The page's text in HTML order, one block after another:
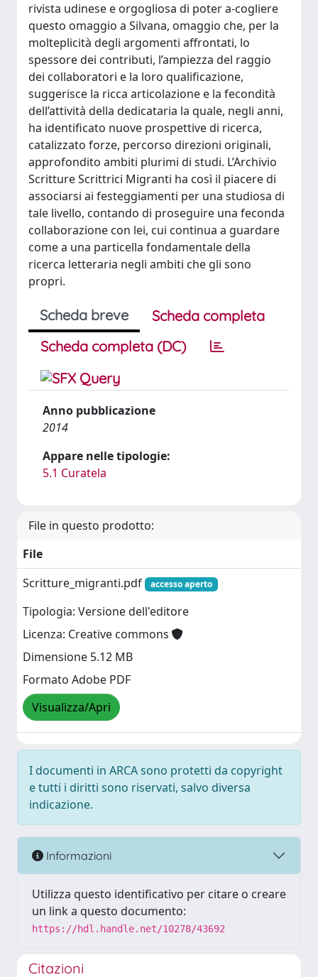
rivista udinese e orgogliosa di poter a-cogliere
questo omaggio a Silvana, omaggio che, per la
molteplicità degli argomenti affrontati, lo
spessore dei contributi, l’ampiezza del raggio
dei collaboratori e la loro qualificazione,
suggerisce la ricca articolazione e la fecondità
dell’attività della dedicataria la quale, negli anni,
ha identificato nuove prospettive di ricerca,
catalizzato forze, percorso direzioni originali,
approfondito ambiti plurimi di studi. L’Archivio
Scritture Scrittrici Migranti ha così il piacere di
associarsi ai festeggiamenti per una studiosa di
tale livello, contando di proseguire una feconda
collaborazione con lei, cui continua a guardare
come a una particella fondamentale della
ricerca letteraria negli ambiti che gli sono
propri.
Scheda breve
Scheda completa
Scheda completa (DC)
Anno pubblicazione
2014
Appare nelle tipologie:
5.1 Curatela
File in questo prodotto:
File
Scritture_migranti.pdf
accesso aperto
Tipologia: Versione dell'editore
Licenza: Creative commons
Dimensione 5.12 MB
Formato Adobe PDF
Visualizza/Apri
I documenti in ARCA sono protetti da copyright
e tutti i diritti sono riservati, salvo diversa
indicazione.
Informazioni
Utilizza questo identificativo per citare o creare
un link a questo documento:
https://hdl.handle.net/10278/43692
Citazioni